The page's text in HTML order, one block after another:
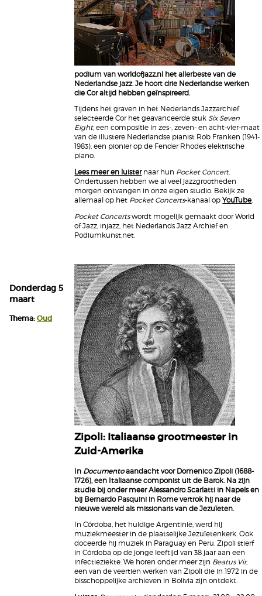
podium van worldofjazz.nl het allerbeste van de
Nederlandse jazz. Je hoort drie Nederlandse werken
die Cor altijd hebben geïnspireerd.
Tijdens het graven in het Nederlands Jazzarchief
selecteerde Cor het geavanceerde stukSix Seven
Eight, een compositie in zes-, zeven- en acht-vier-maat
van de illustere Nederlandse pianist Rob Franken (1941-
1983), een pionier op de Fender Rhodes elektrische
piano.
Lees meer en luisternaar hun Pocket Concert.
Ondertussen hebben we al veel jazzgrootheden
morgen ontvangen in onze eigen studio. Bekijk ze
allemaal op het Pocket Concerts-kanaal opYouTube.
Pocket Concertswordt mogelijk gemaakt door World
of Jazz, injazz, het Nederlands Jazz Archief en
Podiumkunst.net.
Donderdag 5
maart
Thema:Oud
Zipoli: Italiaanse grootmeester in
Zuid-Amerika
In Documentoaandacht voor Domenico Zipoli (1688-
1726), een Italiaanse componist uit de Barok. Na zijn
studie bij onder meer Alessandro Scarlatti in Napels en
bij Bernardo Pasquini in Rome vertrok hij naar de
nieuwe wereld als missionaris van de Jezuïeten.
In Córdoba, het huidige Argentinië, werd hij
muziekmeester in de plaatselijke Jezuïetenkerk. Ook
doceerde hij muziek in Paraguay en Peru. Zipoli stierf
in Córdoba op de jonge leeftijd van 38 jaar aan een
infectieziekte. We horen onder meer zijn Beatus Vir,
een van de veertien werken van Zipoli die in 1972 in de
bisschoppelijke archieven in Bolivia zijn ontdekt.